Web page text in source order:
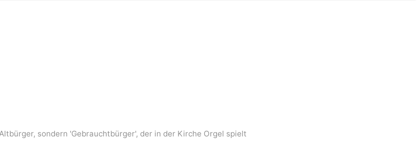
sondern 'Gebrauchtbürger', der in der Kirche Orgel spielt